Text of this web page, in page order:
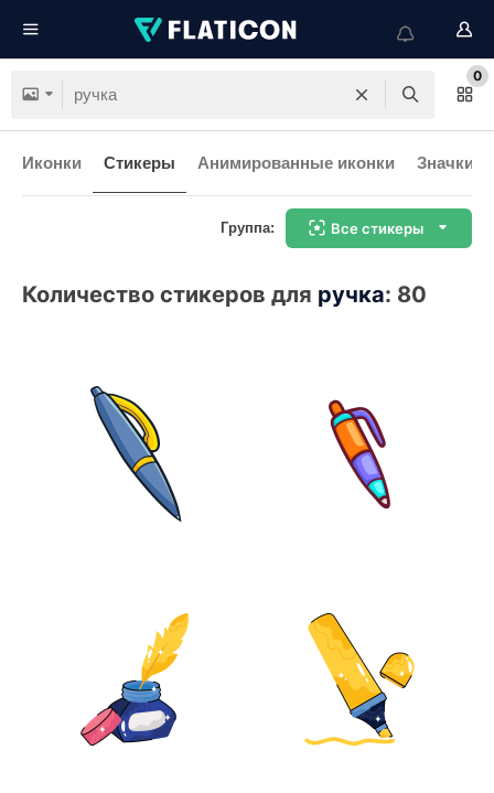
0
Иконки Стикеры Анимированные иконки Значки
Группа: Все стикеры
Количество стикеров для ручка: 80